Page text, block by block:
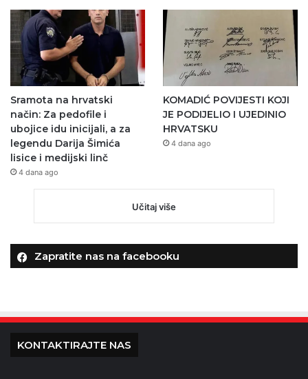
Sramota na hrvatski
način: Za pedofile i
ubojice idu inicijali, a za
legendu Darija Šimića
lisice i medijski linč
4 dana ago
KOMADIĆ POVIJESTI KOJI
JE PODIJELIO I UJEDINIO
HRVATSKU
4 dana ago
Učitaj više
Zapratite nas na facebooku
KONTAKTIRAJTE NAS